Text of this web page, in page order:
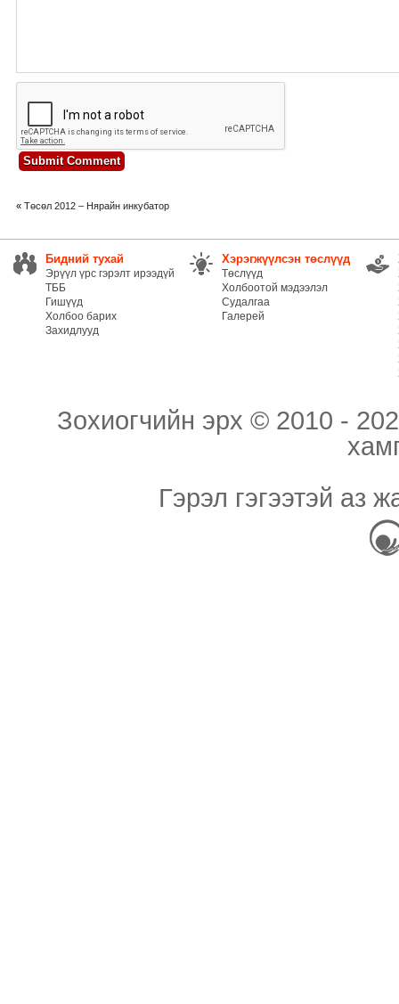
« Төсөл 2012 – Нярайн инкубатор
Бидний тухай
Эрүүл үрс гэрэлт ирээдүй
ТББ
Гишүүд
Холбоо барих
Захидлууд
Хэрэгжүүлсэн төслүүд
Төслүүд
Холбоотой мэдээлэл
Судалгаа
Галерей
Зохиогчийн эрх © 2010 -
Гэрэл гэгээтэй аз